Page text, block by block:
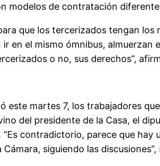
modelos de contratación
que los tercerizados tengan
ir en el mismo ómnibus,
o no, sus derechos”,
este martes 7, los trabajadores
del presidente de la Casa, el
“Es contradictorio, parece que hay
Cámara, siguiendo las